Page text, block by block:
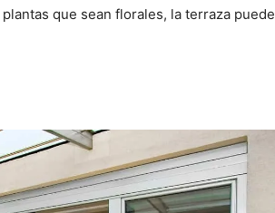
que sean florales, la terraza puede